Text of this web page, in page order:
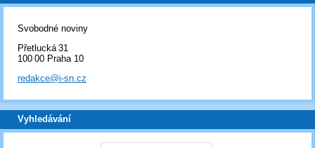
Svobodné noviny
Přetlucká 31
100 00 Praha 10
redakce@i-sn.cz
Vyhledávání